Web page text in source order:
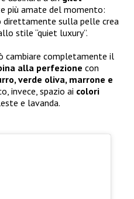
più amate del momento:
direttamente sulla pelle crea
stile “quiet luxury”.
cambiare completamente il
alla perfezione con
verde oliva, marrone e
invece, spazio ai colori
e lavanda.